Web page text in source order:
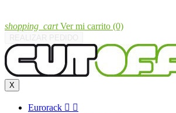
shopping_cart Ver mi carrito (0)
X
Eurorack  